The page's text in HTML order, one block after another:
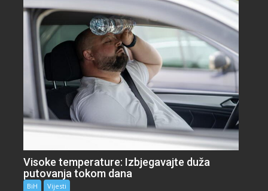
Visoke temperature: Izbjegavajte duža
putovanja tokom dana
BiH Vijesti